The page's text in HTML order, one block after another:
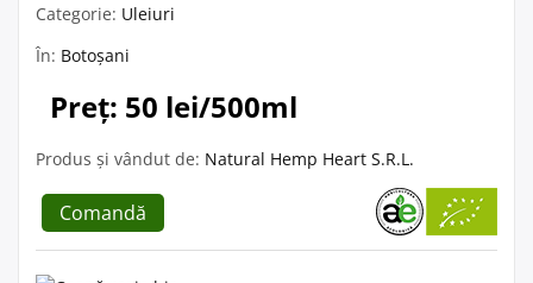
Categorie: Uleiuri
În: Botoșani
Preț: 50 lei/500ml
Produs și vândut de: Natural Hemp Heart S.R.L.
Comandă